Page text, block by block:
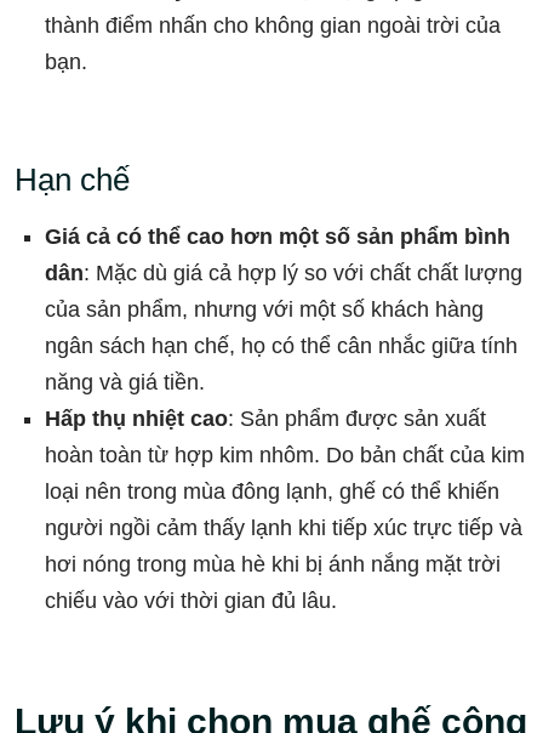
thành điểm nhấn cho không gian ngoài trời của
bạn.
Hạn chế
Giá cả có thể cao hơn một số sản phẩm bình
dân: Mặc dù giá cả hợp lý so với chất chất lượng
của sản phẩm, nhưng với một số khách hàng
ngân sách hạn chế, họ có thể cân nhắc giữa tính
năng và giá tiền.
Hấp thụ nhiệt cao: Sản phẩm được sản xuất
hoàn toàn từ hợp kim nhôm. Do bản chất của kim
loại nên trong mùa đông lạnh, ghế có thể khiến
người ngồi cảm thấy lạnh khi tiếp xúc trực tiếp và
hơi nóng trong mùa hè khi bị ánh nắng mặt trời
chiếu vào với thời gian đủ lâu.
Lưu ý khi chọn mua ghế công